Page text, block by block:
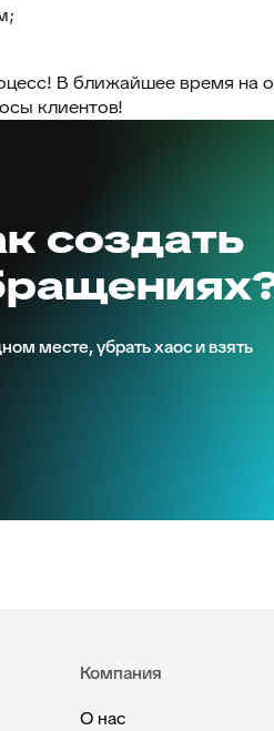
В ближайшее время
клиентов!
создать
месте, убрать хаос и взять
Компания
О нас